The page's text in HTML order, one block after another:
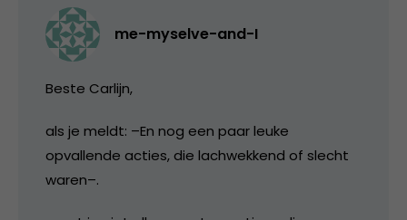
me-myselve-and-I
Beste Carlijn,
als je meldt: –En nog een paar leuke
opvallende acties, die lachwekkend of slecht
waren–.